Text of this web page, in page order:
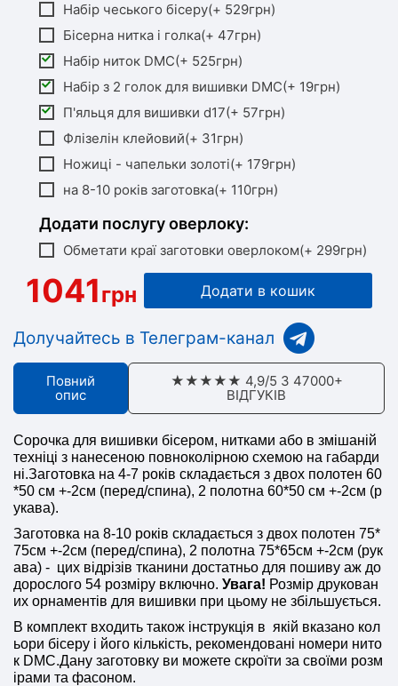
Набір чеського бісеру(+ 529грн)
Бісерна нитка і голка(+ 47грн)
Набір ниток DMC(+ 525грн)
Набір з 2 голок для вишивки DMC(+ 19грн)
П'яльця для вишивки d17(+ 57грн)
Флізелін клейовий(+ 31грн)
Ножиці - чапельки золоті(+ 179грн)
на 8-10 років заготовка(+ 110грн)
Додати послугу оверлоку:
Обметати краї заготовки оверлоком(+ 299грн)
1041грн Додати в кошик
Долучайтесь в Телеграм-канал
Повний
опис
★★★★★ 4,9/5 З 47000+
ВІДГУКІВ
Сорочка для вишивки бісером, нитками або в змішаній
техніці з нанесеною повноколірною схемою на габарди
ні.Заготовка на 4-7 років складається з двох полотен 60
*50 см +-2см (перед/спина), 2 полотна 60*50 см +-2см (р
укава).
Заготовка на 8-10 років складається з двох полотен 75*
75см +-2см (перед/спина), 2 полотна 75*65см +-2см (рук
ава) - цих відрізів тканини достатньо для пошиву аж до
дорослого 54 розміру включно. Увага! Розмір друкован
их орнаментів для вишивки при цьому не збільшується.
В комплект входить також інструкція в якій вказано кол
ьори бісеру і його кількість, рекомендовані номери нито
к DMC.Дану заготовку ви можете скроїти за своїми розм
ірами та фасоном.